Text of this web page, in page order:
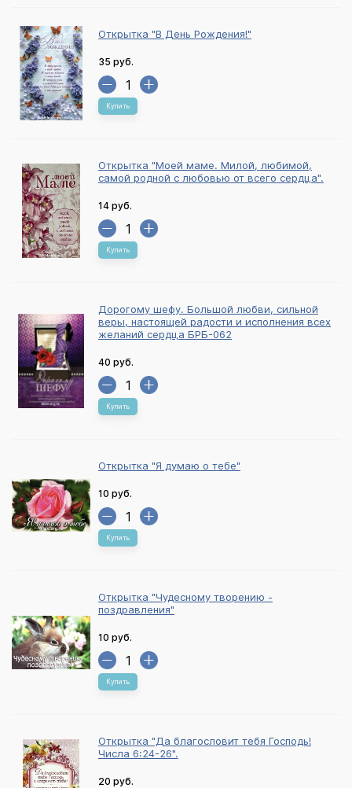
Открытка "В День Рождения!"
35 руб.
Купить
Открытка "Моей маме. Милой, любимой,
самой родной с любовью от всего сердца".
14 руб.
Купить
Дорогому шефу. Большой любви, сильной
веры, настоящей радости и исполнения всех
желаний сердца БРБ-062
40 руб.
Купить
Открытка "Я думаю о тебе"
10 руб.
Купить
Открытка "Чудесному творению -
поздравления"
10 руб.
Купить
Открытка "Да благословит тебя Господь!
Числа 6:24-26".
20 руб.